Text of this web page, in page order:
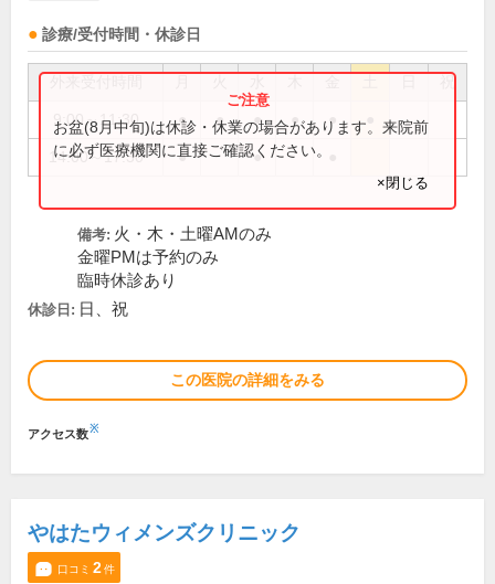
診療/受付時間・休診日
祝
9:00～11:30 ● ● ● ● ●
14:00～17:30 ● ●
お盆(8月中旬)は休診・休業の場合があります。来院前
に必ず医療機関に直接ご確認ください。
×閉じる
備考: 火・木・土曜AMのみ
金曜PMは予約のみ
臨時休診あり
休診日: 日、祝
この医院の詳細をみる
アクセス数※
やはたウィメンズクリニック
口コミ 2件